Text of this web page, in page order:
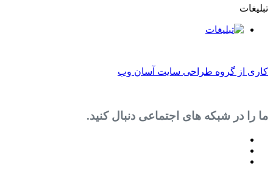
طراحی سایت آسان وب
های اجتماعی دنبال کنید.